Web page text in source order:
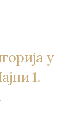
у
1.